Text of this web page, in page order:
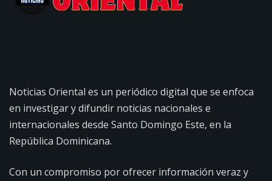
Noticias Oriental es un periódico digital que se enfoca
en investigar y difundir noticias nacionales e
internacionales desde Santo Domingo Este, en la
República Dominicana.
Con un compromiso por ofrecer información veraz y